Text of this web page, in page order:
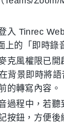
入 Tinrec
上的「即時錄
克風權限已
背景即時將語
的轉寫內容。
過程中，若聽
按鈕，方便後